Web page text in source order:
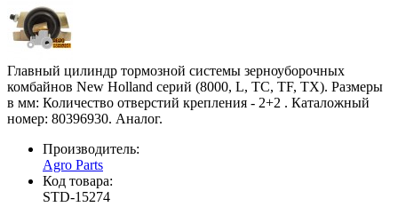
Главный цилиндр тормозной системы зерноуборочных
комбайнов New Holland серий (8000, L, TC, TF, TX). Размеры
в мм: Количество отверстий крепления - 2+2 . Каталожный
номер: 80396930. Аналог.
Производитель:
Agro Parts
Код товара:
STD-15274